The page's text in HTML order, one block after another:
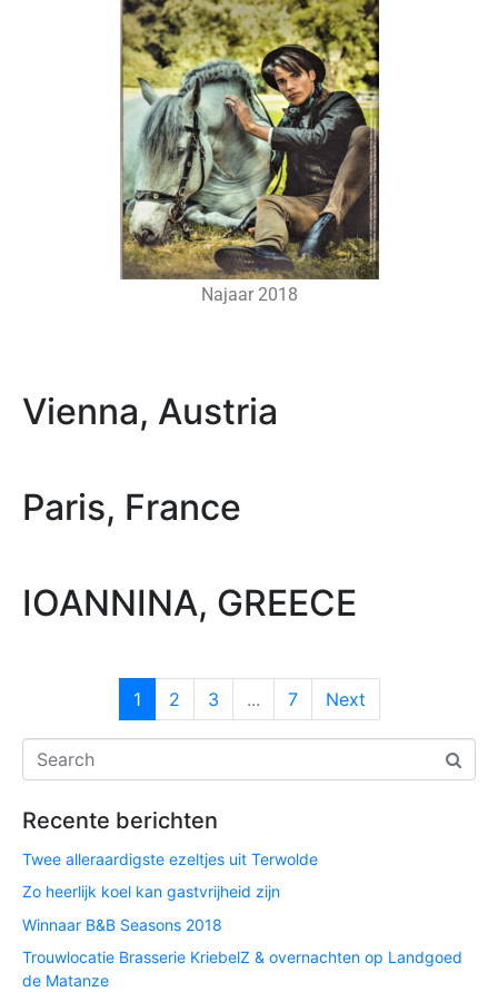
Najaar 2018
Vienna, Austria
Paris, France
IOANNINA, GREECE
1 2 3 ... 7 Next
Recente berichten
Twee alleraardigste ezeltjes uit Terwolde
Zo heerlijk koel kan gastvrijheid zijn
Winnaar B&B Seasons 2018
Trouwlocatie Brasserie KriebelZ & overnachten op Landgoed
de Matanze